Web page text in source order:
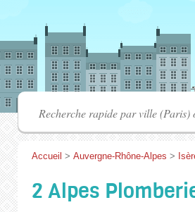
Accueil > Auvergne-Rhône-Alpes >
2 Alpes